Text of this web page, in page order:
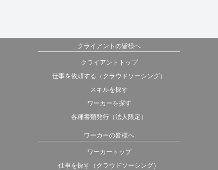
クライアントの皆様へ
クライアントトップ
仕事を依頼する（クラウドソーシング）
スキルを探す
ワーカーを探す
各種書類発行（法人限定）
ワーカーの皆様へ
ワーカートップ
仕事を探す（クラウドソーシング）